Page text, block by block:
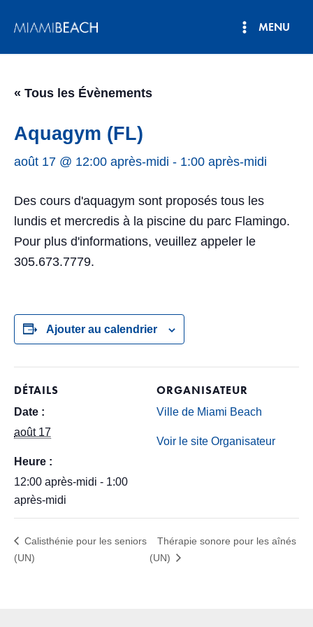
MENU
« Tous les Évènements
Aquagym (FL)
août 17 @ 12:00 après-midi - 1:00 après-midi
Des cours d'aquagym sont proposés tous les
lundis et mercredis à la piscine du parc Flamingo.
Pour plus d'informations, veuillez appeler le
305.673.7779.
Ajouter au calendrier
DÉTAILS
Date :
août 17
Heure :
12:00 après-midi - 1:00
après-midi
ORGANISATEUR
Ville de Miami Beach
Voir le site Organisateur
Calisthénie pour les seniors
(UN)
Thérapie sonore pour les aînés
(UN)